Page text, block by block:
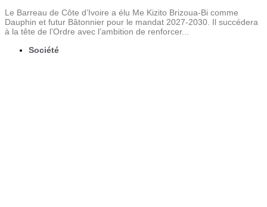
Le Barreau de Côte d’Ivoire a élu Me Kizito Brizoua-Bi comme
Dauphin et futur Bâtonnier pour le mandat 2027-2030. Il succédera
à la tête de l’Ordre avec l’ambition de renforcer...
Société